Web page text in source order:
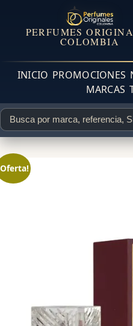
PERFUMES
COLOMBIA
INICIO PROMOCIONES
MARCAS